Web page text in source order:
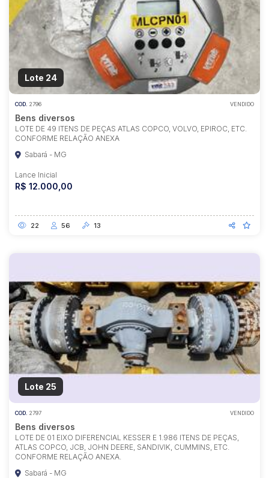
Lote 24
COD. 2796 VENDIDO
Bens diversos
LOTE DE 49 ITENS DE PEÇAS ATLAS COPCO, VOLVO, EPIROC, ETC.
CONFORME RELAÇÃO ANEXA
Sabará - MG
Lance Inicial
R$ 12.000,00
22 56 13
Lote 25
COD. 2797 VENDIDO
Bens diversos
LOTE DE 01 EIXO DIFERENCIAL KESSER E 1.986 ITENS DE PEÇAS,
ATLAS COPCO, JCB, JOHN DEERE, SANDIVIK, CUMMINS, ETC.
CONFORME RELAÇÃO ANEXA.
Sabará - MG